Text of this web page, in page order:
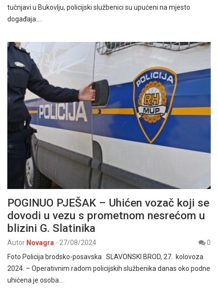
tučnjavi u Bukovlju, policijski službenici su upućeni na mjesto
događaja.…
POGINUO PJEŠAK – Uhićen vozač koji se
dovodi u vezu s prometnom nesrećom u
blizini G. Slatinika
Autor Novagra - 27/08/2024
0
Foto Policija brodsko-posavska SLAVONSKI BROD, 27. kolovoza
2024. – Operativnim radom policijskih službenika danas oko podne
uhićena je osoba…